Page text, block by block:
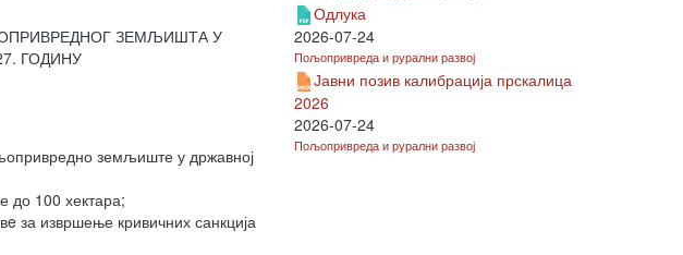
ЗЕМЉИШТА У
ГОДИНУ
земљиште у државној
до 100 хектара;
за извршење кривичних санкција
Одлука
2026-07-24
Пољопривреда и рурални развој
Јавни позив калибрација прскалица
2026
2026-07-24
Пољопривреда и рурални развој